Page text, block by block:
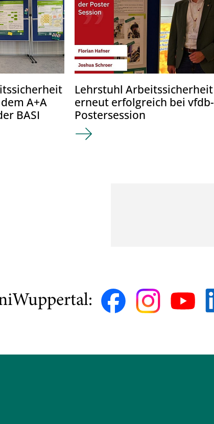
A+A
BASI
Lehrstuhl Arbeitssicherheit
erneut erfolgreich bei vfdb-
Postersession